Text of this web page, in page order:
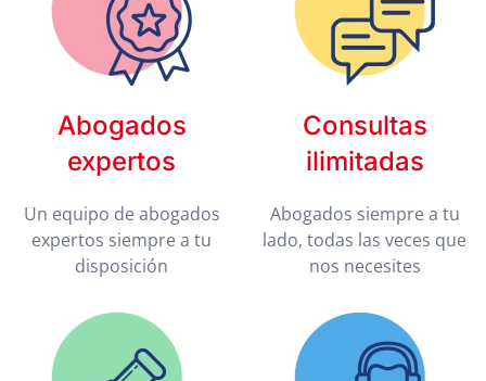
Abogados
expertos
Un equipo de abogados
expertos siempre a tu
disposición
Consultas
ilimitadas
Abogados siempre a tu
lado, todas las veces que
nos necesites